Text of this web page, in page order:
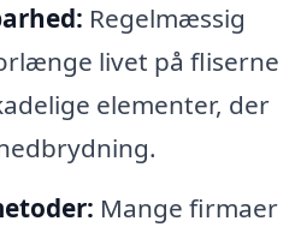
Regelmæssig
livet på fliserne
elementer, der
Mange firmaer